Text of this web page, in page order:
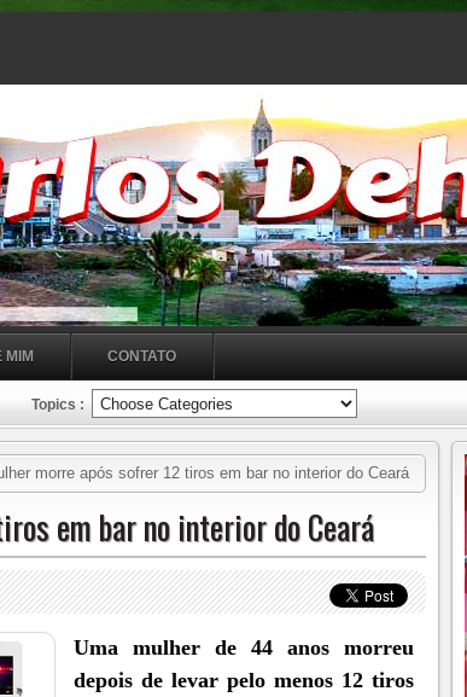
MIM CONTATO
Topics :
morre após sofrer 12 tiros em bar no interior do Ceará
em bar no interior do Ceará
Uma mulher de 44 anos morreu
depois de levar pelo menos 12 tiros